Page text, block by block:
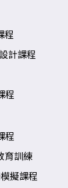
程
計課程
程
程
育訓練
擬課程